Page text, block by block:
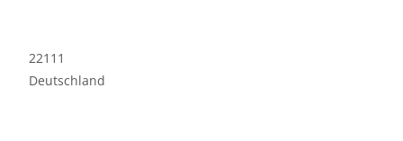
22111
Deutschland